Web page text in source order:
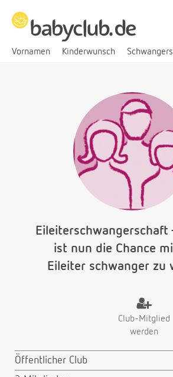
Vornamen Kinderwunsch
Eileiterschwangerschaft
ist nun die Chance
Eileiter schwanger zu
Club-Mitglied
werden
Öffentlicher Club